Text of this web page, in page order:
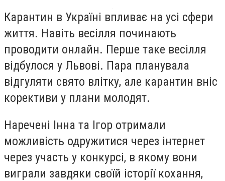
Карантин в Україні впливає на усі сфери
життя. Навіть весілля починають
проводити онлайн. Перше таке весілля
відбулося у Львові. Пара планувала
відгуляти свято влітку, але карантин вніс
корективи у плани молодят.
Наречені Інна та Ігор отримали
можливість одружитися через інтернет
через участь у конкурсі, в якому вони
виграли завдяки своїй історії кохання,